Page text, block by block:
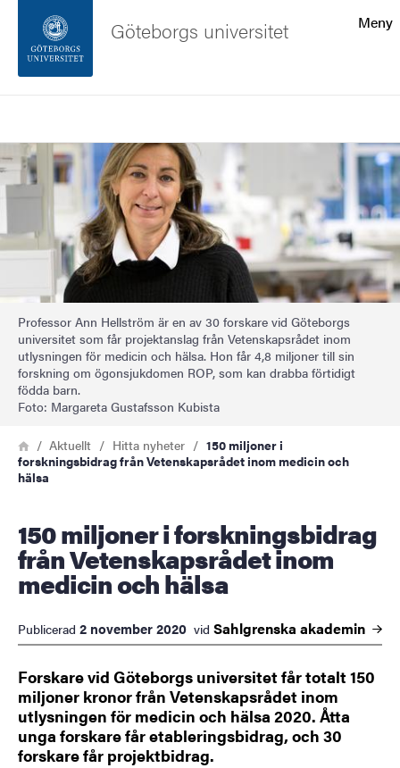
Sidfoten
Om webbplatsen
Meny
Göteborgs universitet
Bild
Professor Ann Hellström är en av 30 forskare vid Göteborgs
universitet som får projektanslag från Vetenskapsrådet inom
utlysningen för medicin och hälsa. Hon får 4,8 miljoner till sin
forskning om ögonsjukdomen ROP, som kan drabba förtidigt
födda barn.
Foto: Margareta Gustafsson Kubista
Länkstig
HemAktuellt Hitta nyheter
150 miljoner i
forskningsbidrag från Vetenskapsrådet inom medicin och
hälsa
150 miljoner i forskningsbidrag
från Vetenskapsrådet inom
medicin och hälsa
Publicerad 2 november 2020 vid Sahlgrenska akademin
Forskare vid Göteborgs universitet får totalt 150
miljoner kronor från Vetenskapsrådet inom
utlysningen för medicin och hälsa 2020. Åtta
unga forskare får etableringsbidrag, och 30
forskare får projektbidrag.